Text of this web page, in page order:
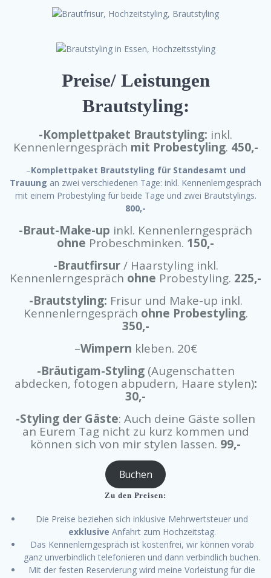
Preise/ Leistungen
Brautstyling:
-Komplettpaket Brautstyling: inkl.
Kennenlerngespräch mit Probestyling. 450,-
–Komplettpaket Brautstyling für Standesamt und
Trauung an zwei verschiedenen Tage: inkl. Kennenlerngespräch
mit einem Probestyling für beide Tage und zwei Brautstylings.
800,-
-Braut-Make-up inkl. Kennenlerngespräch
ohne Probeschminken. 150,-
-Brautfirsur/ Haarstyling inkl.
Kennenlerngespräch ohne Probestyling. 225,-
-Brautstyling: Frisur und Make-up inkl.
Kennenlerngespräch ohne Probestyling.
350,-
–Wimpern kleben. 20€
-Bräutigam-Styling(Augenschatten
abdecken, fotogen abpudern, Haare stylen):
30,-
-Styling der Gäste: Auch deine Gäste sollen
an Eurem Tag nicht zu kurz kommen und
können sich von mir stylen lassen. 99,-
Buchen
Zu den Preisen:
Die Preise beziehen sich inklusive Mehrwertsteuer und
exklusive Anfahrt zum Hochzeitstag.
Das Kennenlerngespräch ist kostenfrei, wir können vorab
ganz unverbindlich telefonieren und dann verbindlich buchen.
Mit der festen Reservierung wird meine Vorleistung für die